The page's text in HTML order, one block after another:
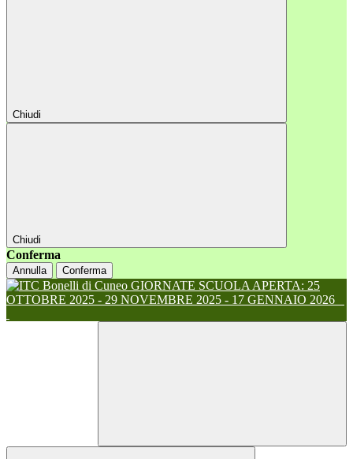
Chiudi
Chiudi
Conferma
Annulla Conferma
GIORNATE SCUOLA APERTA: 25
OTTOBRE 2025 - 29 NOVEMBRE 2025 - 17 GENNAIO 2026